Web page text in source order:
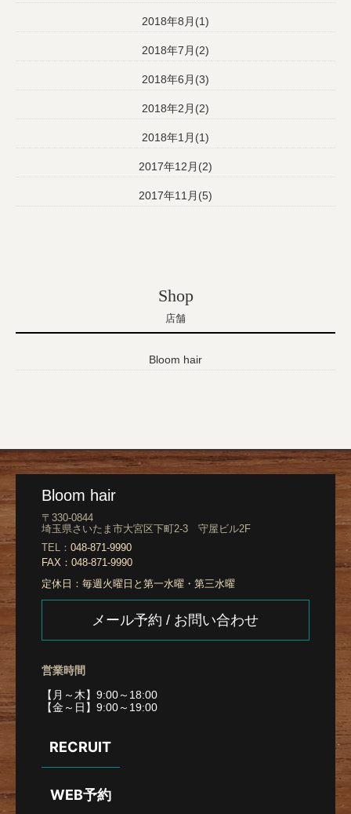
2018年8月(1)
2018年7月(2)
2018年6月(3)
2018年2月(2)
2018年1月(1)
2017年12月(2)
2017年11月(5)
Shop
店舗
Bloom hair
Bloom hair
〒330-0844
埼玉県さいたま市大宮区下町2-3 守屋ビル2F
TEL： 048-871-9990
FAX： 048-871-9990
定休日： 毎週火曜日と第一水曜・第三水曜
メール予約 / お問い合わせ
営業時間
【月～木】9:00～18:00
【金～日】9:00～19:00
RECRUIT
WEB予約